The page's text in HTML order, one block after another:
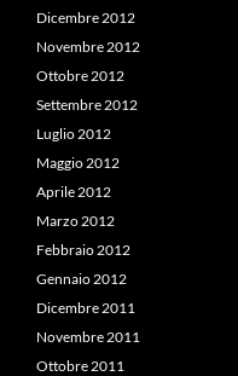
Dicembre 2012
Novembre 2012
Ottobre 2012
Settembre 2012
Luglio 2012
Maggio 2012
Aprile 2012
Marzo 2012
Febbraio 2012
Gennaio 2012
Dicembre 2011
Novembre 2011
Ottobre 2011